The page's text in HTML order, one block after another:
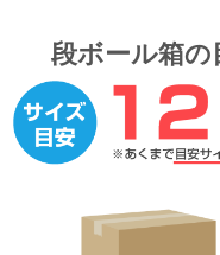
段ボール箱